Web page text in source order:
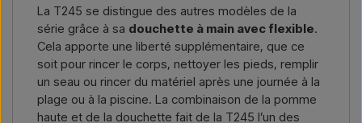
La T245 se distingue des autres modèles de la
série grâce à sa douchette à main avec flexible.
Cela apporte une liberté supplémentaire, que ce
soit pour rincer le corps, nettoyer les pieds, remplir
un seau ou rincer du matériel après une journée à la
plage ou à la piscine. La combinaison de la pomme
haute et de la douchette fait de la T245 l’un des